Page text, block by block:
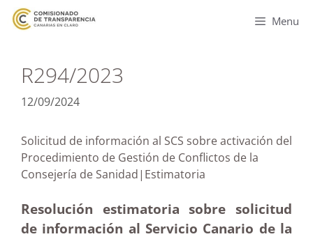
Menu
R294/2023
12/09/2024
Solicitud de información al SCS sobre activación del
Procedimiento de Gestión de Conflictos de la
Consejería de Sanidad|Estimatoria
Resolución estimatoria sobre solicitud
de información al Servicio Canario de la